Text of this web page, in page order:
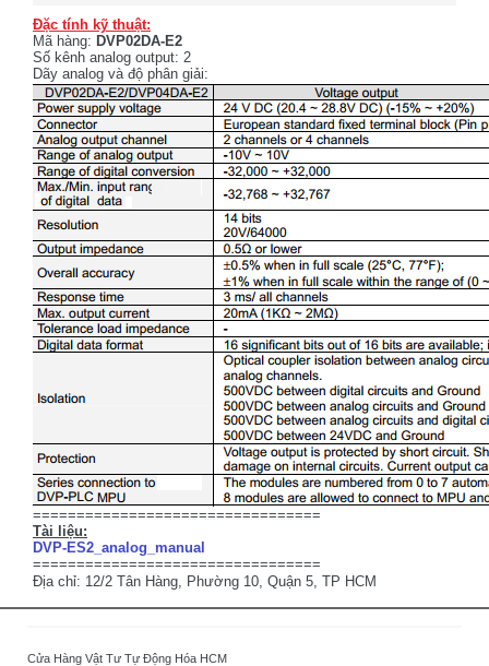
Đặc tính kỹ thuật:
Mã hàng: DVP02DA-E2
Số kênh analog output: 2
Dãy analog và độ phân giải:
=================================
Tài liệu:
DVP-ES2_analog_manual
=================================
Địa chỉ: 12/2 Tân Hàng, Phường 10, Quận 5, TP HCM
Cửa Hàng Vật Tư Tự Động Hóa HCM